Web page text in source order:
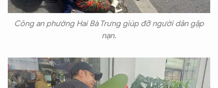
Công an phường Hai Bà Trưng giúp đỡ người dân gặp
nạn.